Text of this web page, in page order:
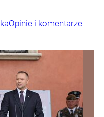
Opinie i komentarze